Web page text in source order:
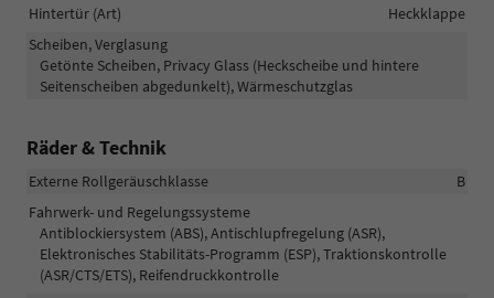
Hintertür (Art)
Heckklappe
Scheiben, Verglasung
Getönte Scheiben, Privacy Glass (Heckscheibe und hintere
Seitenscheiben abgedunkelt), Wärmeschutzglas
Räder & Technik
Externe Rollgeräuschklasse
B
Fahrwerk- und Regelungssysteme
Antiblockiersystem (ABS), Antischlupfregelung (ASR),
Elektronisches Stabilitäts-Programm (ESP), Traktionskontrolle
(ASR/CTS/ETS), Reifendruckkontrolle